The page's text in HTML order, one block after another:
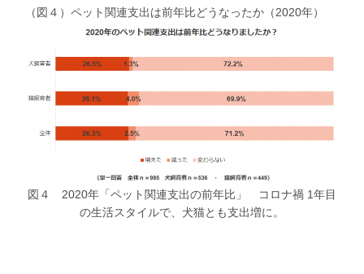
（図４）ペット関連支出は前年比どうなったか（2020年）
図４ 2020年「ペット関連支出の前年比」 コロナ禍 1年目
の生活スタイルで、犬猫とも支出増に。